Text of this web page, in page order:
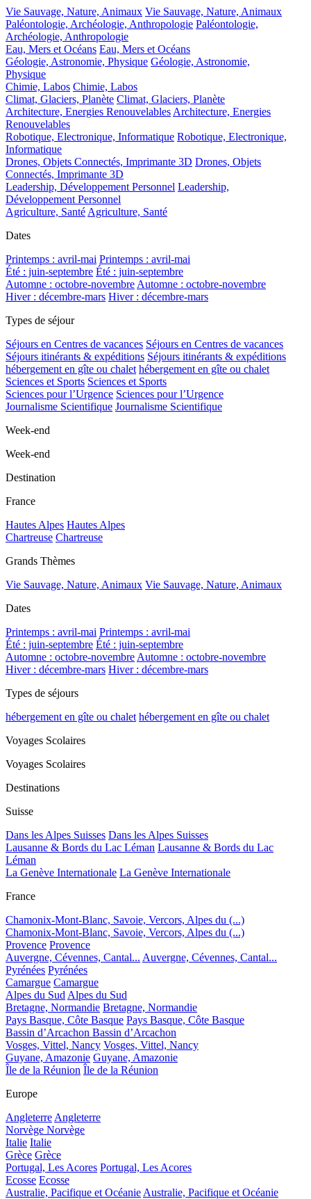
Vie Sauvage, Nature, Animaux Vie Sauvage, Nature, Animaux
Paléontologie, Archéologie, Anthropologie Paléontologie,
Archéologie, Anthropologie
Eau, Mers et Océans Eau, Mers et Océans
Géologie, Astronomie, Physique Géologie, Astronomie,
Physique
Chimie, Labos Chimie, Labos
Climat, Glaciers, Planète Climat, Glaciers, Planète
Architecture, Energies Renouvelables Architecture, Energies
Renouvelables
Robotique, Electronique, Informatique Robotique, Electronique,
Informatique
Drones, Objets Connectés, Imprimante 3D Drones, Objets
Connectés, Imprimante 3D
Leadership, Développement Personnel Leadership,
Développement Personnel
Agriculture, Santé Agriculture, Santé
Dates
Printemps : avril-mai Printemps : avril-mai
Été : juin-septembre Été : juin-septembre
Automne : octobre-novembre Automne : octobre-novembre
Hiver : décembre-mars Hiver : décembre-mars
Types de séjour
Séjours en Centres de vacances Séjours en Centres de vacances
Séjours itinérants & expéditions Séjours itinérants & expéditions
hébergement en gîte ou chalet hébergement en gîte ou chalet
Sciences et Sports Sciences et Sports
Sciences pour l’Urgence Sciences pour l’Urgence
Journalisme Scientifique Journalisme Scientifique
Week-end
Week-end
Destination
France
Hautes Alpes Hautes Alpes
Chartreuse Chartreuse
Grands Thèmes
Vie Sauvage, Nature, Animaux Vie Sauvage, Nature, Animaux
Dates
Printemps : avril-mai Printemps : avril-mai
Été : juin-septembre Été : juin-septembre
Automne : octobre-novembre Automne : octobre-novembre
Hiver : décembre-mars Hiver : décembre-mars
Types de séjours
hébergement en gîte ou chalet hébergement en gîte ou chalet
Voyages Scolaires
Voyages Scolaires
Destinations
Suisse
Dans les Alpes Suisses Dans les Alpes Suisses
Lausanne & Bords du Lac Léman Lausanne & Bords du Lac
Léman
La Genève Internationale La Genève Internationale
France
Chamonix-Mont-Blanc, Savoie, Vercors, Alpes du (...)
Chamonix-Mont-Blanc, Savoie, Vercors, Alpes du (...)
Provence Provence
Auvergne, Cévennes, Cantal... Auvergne, Cévennes, Cantal...
Pyrénées Pyrénées
Camargue Camargue
Alpes du Sud Alpes du Sud
Bretagne, Normandie Bretagne, Normandie
Pays Basque, Côte Basque Pays Basque, Côte Basque
Bassin d’Arcachon Bassin d’Arcachon
Vosges, Vittel, Nancy Vosges, Vittel, Nancy
Guyane, Amazonie Guyane, Amazonie
Île de la Réunion Île de la Réunion
Europe
Angleterre Angleterre
Norvège Norvège
Italie Italie
Grèce Grèce
Portugal, Les Acores Portugal, Les Acores
Ecosse Ecosse
Australie, Pacifique et Océanie Australie, Pacifique et Océanie